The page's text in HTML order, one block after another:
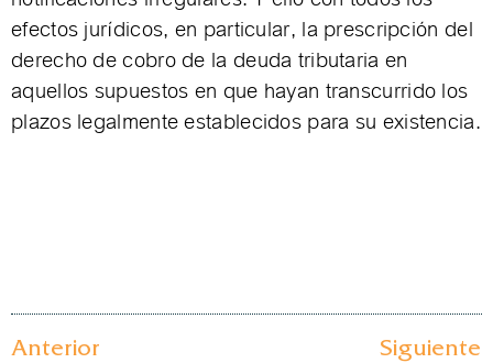
efectos jurídicos, en particular, la prescripción del
derecho de cobro de la deuda tributaria en
aquellos supuestos en que hayan transcurrido los
plazos legalmente establecidos para su existencia.
Anterior Siguiente